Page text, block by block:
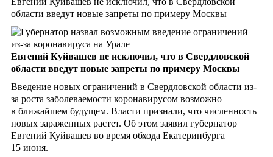
области введут новые запреты по примеру Москвы
Евгений Куйвашев не исключил, что в Свердловской
области введут новые запреты по примеру Москвы
Введение новых ограничений в Свердловской области из-
за роста заболеваемости коронавирусом возможно
в ближайшем будущем. Власти признали, что численность
новых зараженных растет. Об этом заявил губернатор
Евгений Куйвашев во время обхода Екатеринбурга
15 июня.